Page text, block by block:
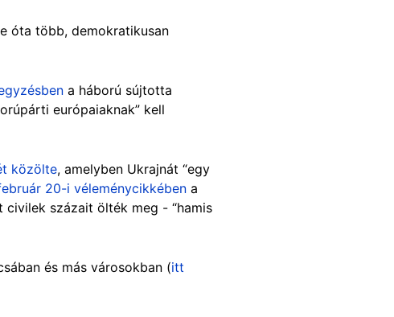
óta több, demokratikusan
a háború sújtotta
európaiaknak” kell
közölte, amelyben Ukrajnát “egy
20-i véleménycikkében a
civilek százait ölték meg - “hamis
és más városokban (itt